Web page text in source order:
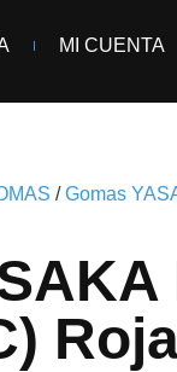
MI CUENTA
/Gomas